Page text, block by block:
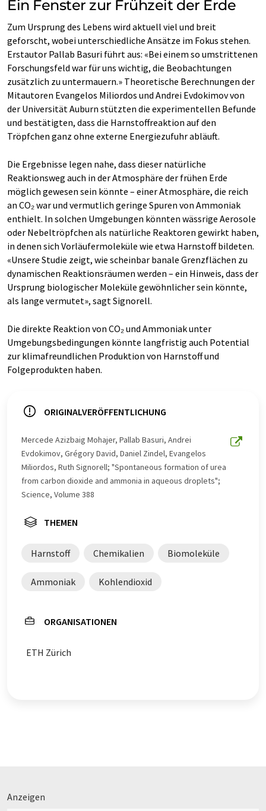
Ein Fenster zur Frühzeit der Erde
Zum Ursprung des Lebens wird aktuell viel und breit
geforscht, wobei unterschiedliche Ansätze im Fokus stehen.
Erstautor Pallab Basuri führt aus: «Bei einem so umstrittenen
Forschungsfeld war für uns wichtig, die Beobachtungen
zusätzlich zu untermauern.» Theoretische Berechnungen der
Mitautoren Evangelos Miliordos und Andrei Evdokimov von
der Universität Auburn stützten die experimentellen Befunde
und bestätigten, dass die Harnstoffreaktion auf den
Tröpfchen ganz ohne externe Energiezufuhr abläuft.
Die Ergebnisse legen nahe, dass dieser natürliche
Reaktionsweg auch in der Atmosphäre der frühen Erde
möglich gewesen sein könnte – einer Atmosphäre, die reich
an CO₂ war und vermutlich geringe Spuren von Ammoniak
enthielt. In solchen Umgebungen könnten wässrige Aerosole
oder Nebeltröpfchen als natürliche Reaktoren gewirkt haben,
in denen sich Vorläufermoleküle wie etwa Harnstoff bildeten.
«Unsere Studie zeigt, wie scheinbar banale Grenzflächen zu
dynamischen Reaktionsräumen werden – ein Hinweis, dass der
Ursprung biologischer Moleküle gewöhnlicher sein könnte,
als lange vermutet», sagt Signorell.
Die direkte Reaktion von CO₂ und Ammoniak unter
Umgebungsbedingungen könnte langfristig auch Potential
zur klimafreundlichen Produktion von Harnstoff und
Folgeprodukten haben.
ORIGINALVERÖFFENTLICHUNG
Mercede Azizbaig Mohajer, Pallab Basuri, Andrei
Evdokimov, Grégory David, Daniel Zindel, Evangelos
Miliordos, Ruth Signorell; "Spontaneous formation of urea
from carbon dioxide and ammonia in aqueous droplets";
Science, Volume 388
THEMEN
Harnstoff Chemikalien Biomoleküle
Ammoniak Kohlendioxid
ORGANISATIONEN
ETH Zürich
Anzeigen